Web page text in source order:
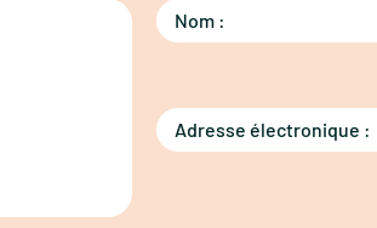
Nom :
Adresse électronique :